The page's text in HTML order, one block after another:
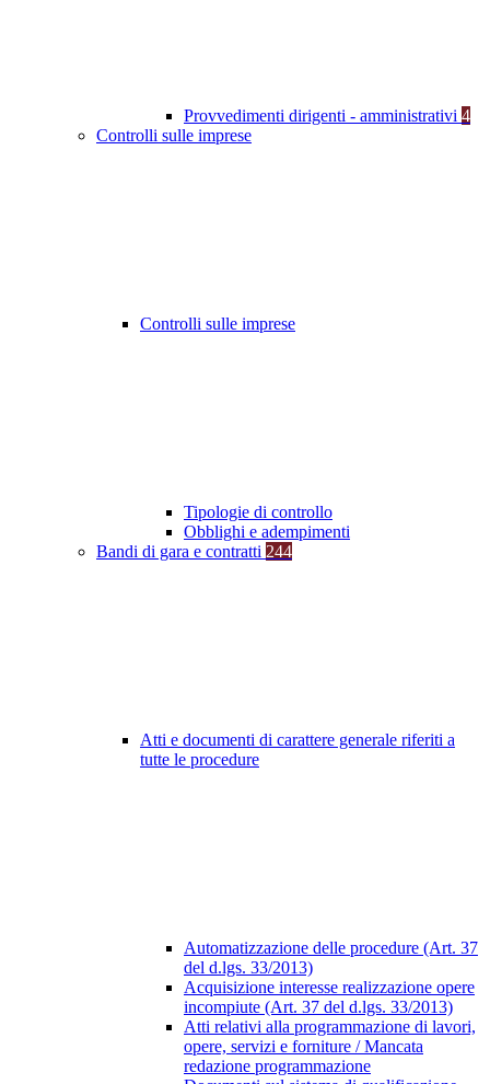
Provvedimenti dirigenti - amministrativi 4
Controlli sulle imprese
Controlli sulle imprese
Tipologie di controllo
Obblighi e adempimenti
Bandi di gara e contratti 244
Atti e documenti di carattere generale riferiti a
tutte le procedure
Automatizzazione delle procedure (Art. 37
del d.lgs. 33/2013)
Acquisizione interesse realizzazione opere
incompiute (Art. 37 del d.lgs. 33/2013)
Atti relativi alla programmazione di lavori,
opere, servizi e forniture / Mancata
redazione programmazione